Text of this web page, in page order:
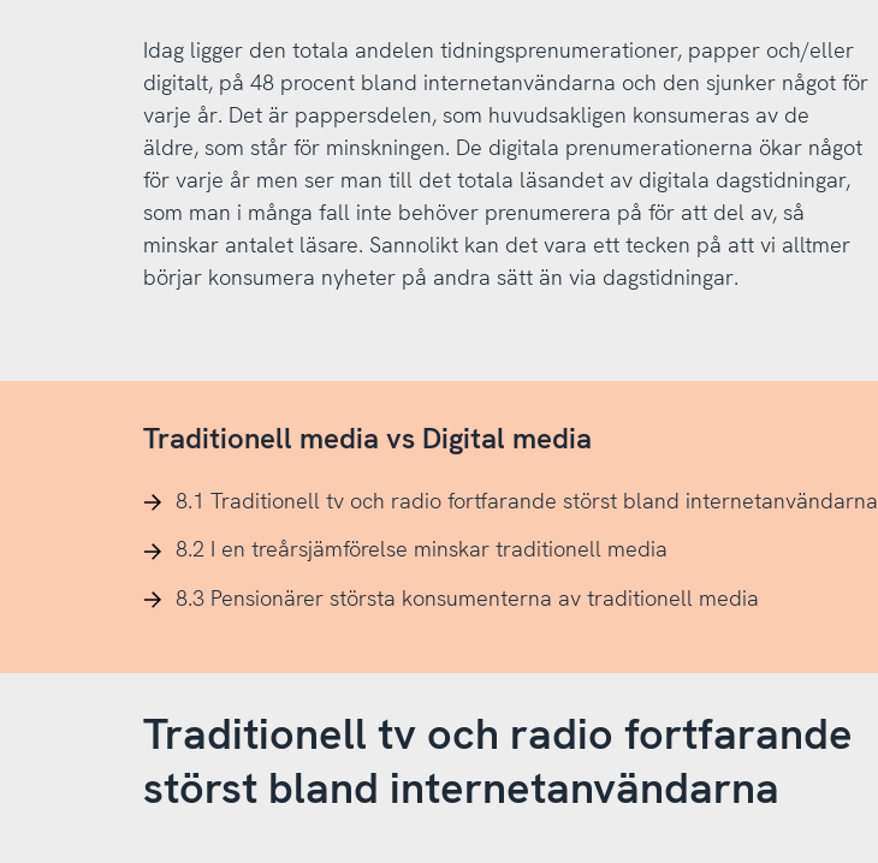
Idag ligger den totala andelen tidningsprenumerationer, papper och/eller
digitalt, på 48 procent bland internetanvändarna och den sjunker något för
varje år. Det är pappersdelen, som huvudsakligen konsumeras av de
äldre, som står för minskningen. De digitala prenumerationerna ökar något
för varje år men ser man till det totala läsandet av digitala dagstidningar,
som man i många fall inte behöver prenumerera på för att del av, så
minskar antalet läsare. Sannolikt kan det vara ett tecken på att vi alltmer
börjar konsumera nyheter på andra sätt än via dagstidningar.
Traditionell media vs Digital media
8.1 Traditionell tv och radio fortfarande störst bland internetanvändarna
8.2 I en treårsjämförelse minskar traditionell media
8.3 Pensionärer största konsumenterna av traditionell media
Traditionell tv och radio fortfarande
störst bland internetanvändarna